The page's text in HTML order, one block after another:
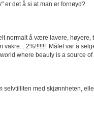
er det å si at man er fornøyd?
normalt å være lavere,
2%!!!!!!! Målet var å
where beauty is a source
med skjønnheten,